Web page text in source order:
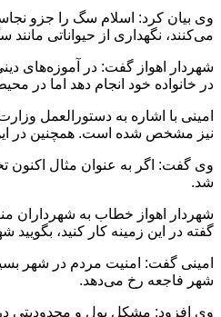
وی بیان کرد: اسلام سگ را جزو
می‌کنند، نگهداری از حیواناتی
شهردار اهواز گفت: در آموزه‌های
در خانواده خود انجام دهد اما در
امینی با اشاره به دستورالعمل
نیز مشخص شده است. همچنین در
شد.
شهردار اهواز خطاب به
گفته در این زمینه کار کنید،
امینی گفت: امنیت مردم در شهر
شهر فاجعه رخ می‌دهد.
وی افزود: مشکل پول و محدودیتی در